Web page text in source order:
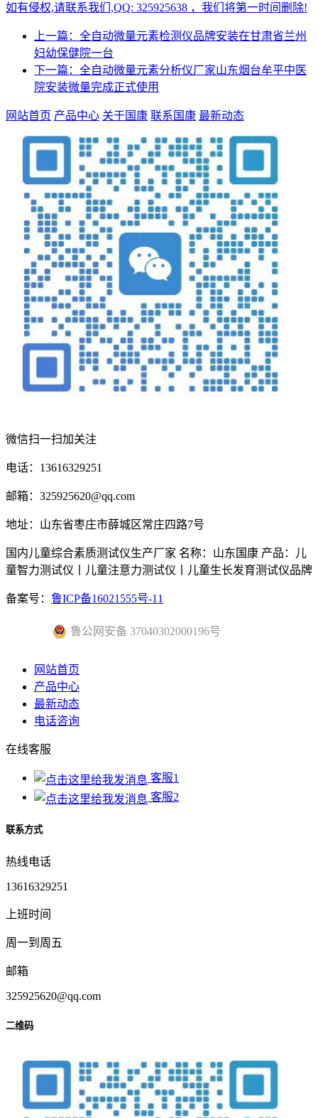
如有侵权,请联系我们,QQ: 325925638 ，我们将第一时间删除!
上一篇：全自动微量元素检测仪品牌安装在甘肃省兰州
妇幼保健院一台
下一篇：全自动微量元素分析仪厂家山东烟台牟平中医
院安装微量完成正式使用
网站首页 产品中心 关于国康 联系国康 最新动态
微信扫一扫加关注
电话：13616329251
邮箱：325925620@qq.com
地址：山东省枣庄市薛城区常庄四路7号
国内儿童综合素质测试仪生产厂家 名称：山东国康 产品：儿
童智力测试仪丨儿童注意力测试仪丨儿童生长发育测试仪品牌
备案号： 鲁ICP备16021555号-11
鲁公网安备 37040302000196号
网站首页
产品中心
最新动态
电话咨询
在线客服
客服1
客服2
联系方式
热线电话
13616329251
上班时间
周一到周五
邮箱
325925620@qq.com
二维码